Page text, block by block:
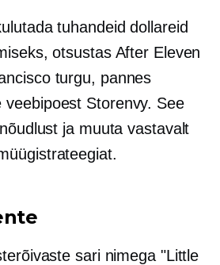
tuhandeid dollareid
otsustas After Eleven
turgu, pannes
Storenvy. See
ja muuta vastavalt
sari nimega "Little